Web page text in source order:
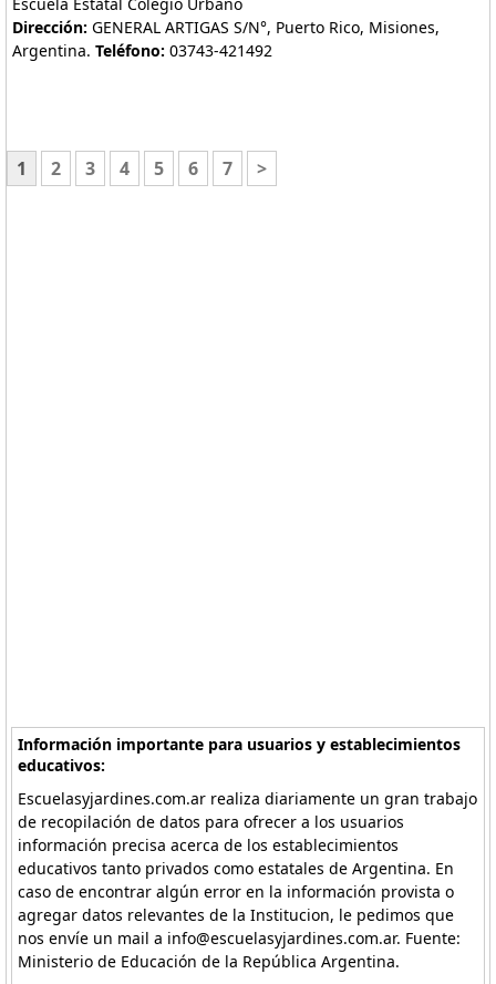
Dirección: GENERAL ARTIGAS S/N°, Puerto Rico, Misiones,
Argentina. Teléfono: 03743-421492
1 2 3 4 5 6 7 >
Información importante para usuarios y establecimientos
educativos:
Escuelasyjardines.com.ar realiza diariamente un gran trabajo
de recopilación de datos para ofrecer a los usuarios
información precisa acerca de los establecimientos
educativos tanto privados como estatales de Argentina. En
caso de encontrar algún error en la información provista o
agregar datos relevantes de la Institucion, le pedimos que
nos envíe un mail a info@escuelasyjardines.com.ar. Fuente:
Ministerio de Educación de la República Argentina.